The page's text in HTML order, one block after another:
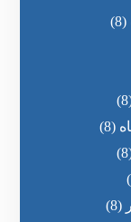
(8)
(8)
(8)